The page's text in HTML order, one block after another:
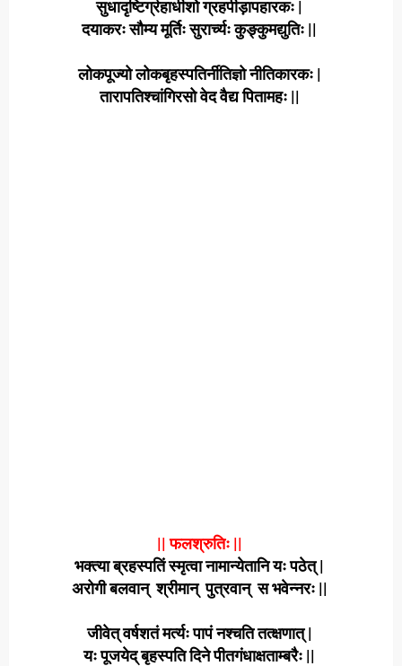
सुधादृष्टिर्ग्रहाधीशो ग्रहपीड़ापहारकः |
दयाकरः सौम्य मूर्तिः सुरार्च्यः कुङ्कुमद्युतिः ||
लोकपूज्यो लोकबृहस्पतिर्नीतिज्ञो नीतिकारकः |
तारापतिश्चांगिरसो वेद वैद्य पितामहः ||
|| फलश्रुतिः ||
भक्त्या ब्रहस्पतिं स्मृत्वा नामान्येतानि यः पठेत् |
अरोगी बलवान् श्रीमान् पुत्रवान् स भवेन्नरः ||
जीवेत् वर्षशतं मर्त्यः पापं नश्चति तत्क्षणात् |
यः पूजयेद् बृहस्पति दिने पीतगंधाक्षताम्बरैः ||